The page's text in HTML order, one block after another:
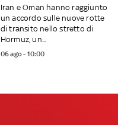
Iran e Oman hanno raggiunto
un accordo sulle nuove rotte
di transito nello stretto di
Hormuz, un...
06 ago - 10:00